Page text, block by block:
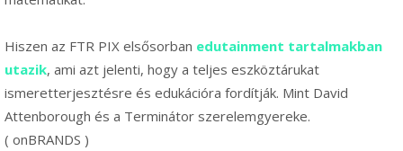
Hiszen az FTR PIX elsősorban edutainment tartalmakban
utazik, ami azt jelenti, hogy a teljes eszköztárukat
ismeretterjesztésre és edukációra fordítják. Mint David
Attenborough és a Terminátor szerelemgyereke.
( onBRANDS )